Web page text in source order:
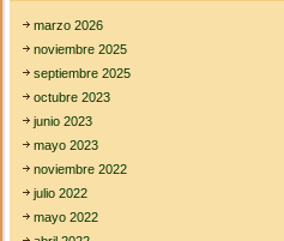
e
n
c
marzo 2026
noviembre 2025
septiembre 2025
octubre 2023
junio 2023
mayo 2023
noviembre 2022
julio 2022
mayo 2022